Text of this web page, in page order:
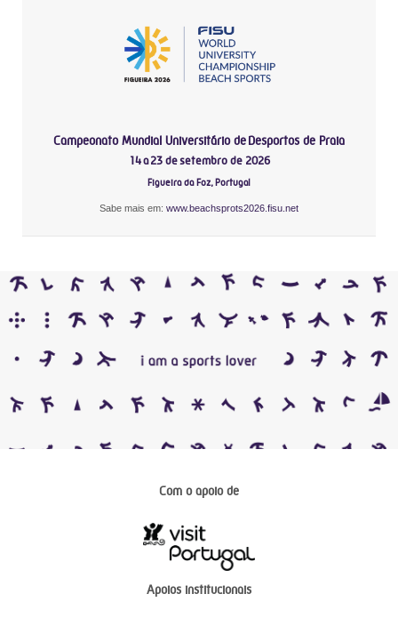
Campeonato Mundial Universitário de Desportos de Praia
14 a 23 de setembro de 2026
Figueira da Foz, Portugal
Sabe mais em: www.beachsprots2026.fisu.net
Com o apoio de
Apoios institucionais